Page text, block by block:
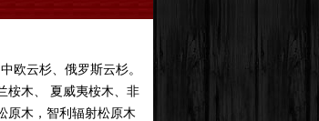
欧云杉、俄罗斯云杉。
桉木、 夏威夷桉木、非
原木，智利辐射松原木